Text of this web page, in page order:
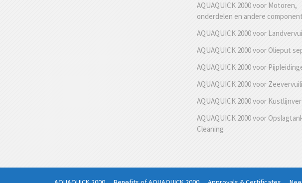
AQUAQUICK 2000 voor Motoren,
onderdelen en andere
AQUAQUICK 2000 voor
AQUAQUICK 2000 voor Olieput
AQUAQUICK 2000 voor
AQUAQUICK 2000 voor
AQUAQUICK 2000 voor
AQUAQUICK 2000 voor
Cleaning